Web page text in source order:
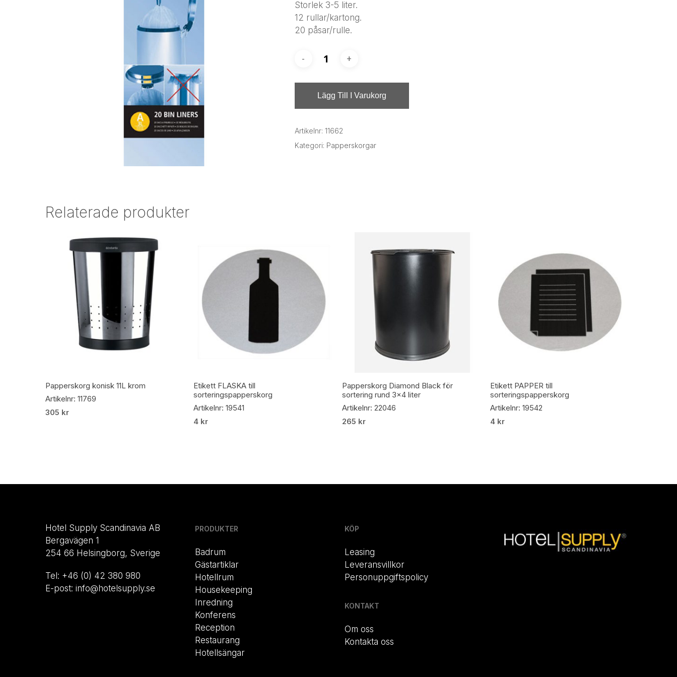
Storlek 3-5 liter.
12 rullar/kartong.
20 påsar/rulle.
Lägg Till I Varukorg
Artikelnr: 11662
Kategori: Papperskorgar
Relaterade produkter
Lägg Till I Varukorg
Papperskorg konisk 11L krom
Artikelnr: 11769
305 kr
Lägg Till I Varukorg
Etikett FLASKA till
sorteringspapperskorg
Artikelnr: 19541
4 kr
Lägg Till I Varukorg
Papperskorg Diamond Black för
sortering rund 3×4 liter
Artikelnr: 22046
265 kr
Lägg Till I Varukorg
Etikett PAPPER till
sorteringspapperskorg
Artikelnr: 19542
4 kr
Hotel Supply Scandinavia AB
Bergavägen 1
254 66 Helsingborg, Sverige
Tel: +46 (0) 42 380 980
E-post: info@hotelsupply.se
PRODUKTER
Badrum
Gästartiklar
Hotellrum
Housekeeping
Inredning
Konferens
Reception
Restaurang
Hotellsängar
KÖP
Leasing
Leveransvillkor
Personuppgiftspolicy
KONTAKT
Om oss
Kontakta oss